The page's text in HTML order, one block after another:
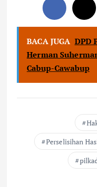
BACA JUGA DPD
Herman
Cabup-Cawabup
Perselisihan